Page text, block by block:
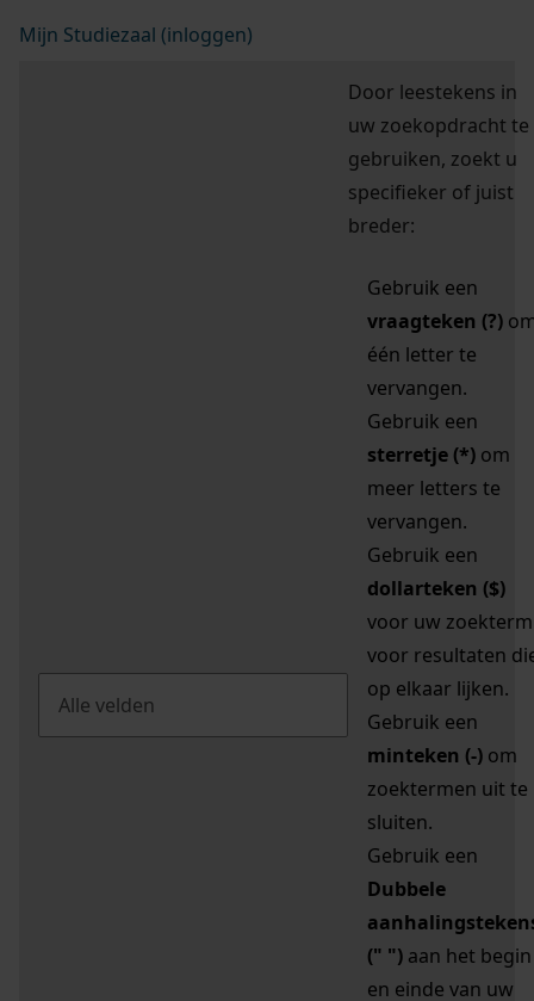
Mijn Studiezaal (inloggen)
Door leestekens in
uw zoekopdracht te
gebruiken, zoekt u
specifieker of juist
breder:
Gebruik een
vraagteken (?)
één letter te
vervangen.
Gebruik een
sterretje (*) om
meer letters te
vervangen.
Gebruik een
dollarteken ($)
voor uw zoekterm
voor resultaten
op elkaar lijken.
Gebruik een
minteken (-) om
zoektermen uit te
sluiten.
Gebruik een
Dubbele
(" ") aan het begin
en einde van uw